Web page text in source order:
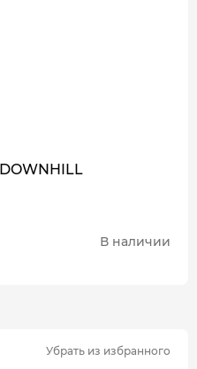
В наличии
Убрать из избранного